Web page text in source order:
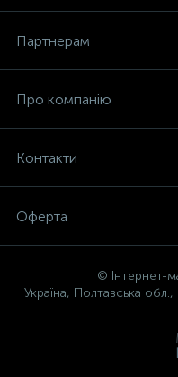
Партнерам
Про компанію
Контакти
Оферта
© Інтернет-
Україна, Полтавська